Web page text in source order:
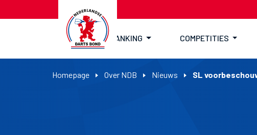
RANKING COMPETITIES
Homepage Over NDB Nieuws SL